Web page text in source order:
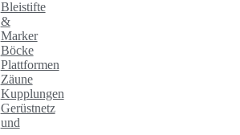
Bleistifte
&
Marker
Böcke
Plattformen
Zäune
Kupplungen
Gerüstnetz
und